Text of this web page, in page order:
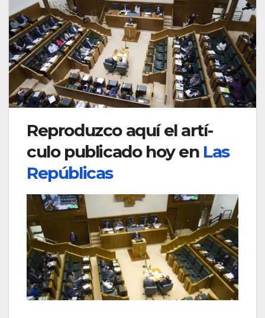
Reproduzco aquí­ el artí­
culo publicado hoy en Las
Repúblicas